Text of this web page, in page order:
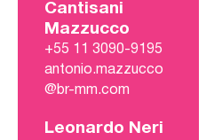
Cantisani
Mazzucco
+55 11 3090-9195
antonio.mazzucco
@br-mm.com
Leonardo Neri